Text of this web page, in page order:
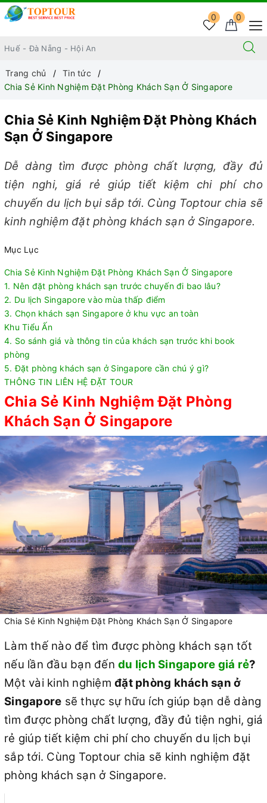
0
0
Trang chủ
Tin tức
Chia Sẻ Kinh Nghiệm Đặt Phòng Khách Sạn Ở Singapore
Chia Sẻ Kinh Nghiệm Đặt Phòng Khách
Sạn Ở Singapore
Dễ dàng tìm được phòng chất lượng, đầy đủ
tiện nghi, giá rẻ giúp tiết kiệm chi phí cho
chuyến du lịch bụi sắp tới. Cùng Toptour chia sẽ
kinh nghiệm đặt phòng khách sạn ở Singapore.
Mục Lục
Chia Sẻ Kinh Nghiệm Đặt Phòng Khách Sạn Ở Singapore
1. Nên đặt phòng khách sạn trước chuyến đi bao lâu?
2. Du lịch Singapore vào mùa thấp điểm
3. Chọn khách sạn Singapore ở khu vực an toàn
Khu Tiểu Ấn
4. So sánh giá và thông tin của khách sạn trước khi book
phòng
5. Đặt phòng khách sạn ở Singapore cần chú ý gì?
THÔNG TIN LIÊN HỆ ĐẶT TOUR
Chia Sẻ Kinh Nghiệm Đặt Phòng
Khách Sạn Ở Singapore
Chia Sẻ Kinh Nghiệm Đặt Phòng Khách Sạn Ở Singapore
Làm thế nào để tìm được phòng khách sạn tốt
nếu lần đầu bạn đến du lịch Singapore giá rẻ?
Một vài kinh nghiệm đặt phòng khách sạn ở
Singapore sẽ thực sự hữu ích giúp bạn dễ dàng
tìm được phòng chất lượng, đầy đủ tiện nghi, giá
rẻ giúp tiết kiệm chi phí cho chuyến du lịch bụi
sắp tới. Cùng Toptour chia sẽ kinh nghiệm đặt
phòng khách sạn ở Singapore.